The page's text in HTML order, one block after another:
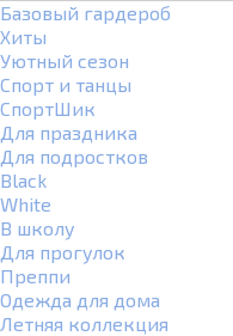
Базовый гардероб
Хиты
Уютный сезон
Спорт и танцы
СпортШик
Для праздника
Для подростков
Black
White
В школу
Для прогулок
Преппи
Одежда для дома
Летняя коллекция